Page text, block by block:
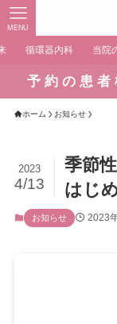
MENU
循環器内科 当院
予 約 の 患 者
ホーム お知らせ
季節
はじ
2023
4/13
お知らせ 2023